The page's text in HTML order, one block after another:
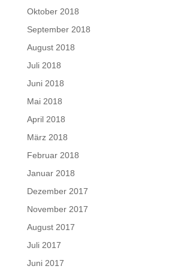
Oktober 2018
September 2018
August 2018
Juli 2018
Juni 2018
Mai 2018
April 2018
März 2018
Februar 2018
Januar 2018
Dezember 2017
November 2017
August 2017
Juli 2017
Juni 2017